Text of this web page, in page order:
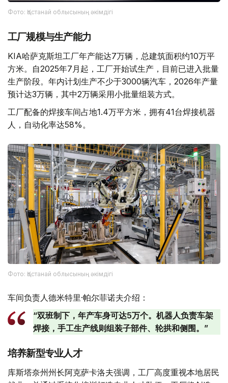
Фото: Қостанай облысының әкімдігі
工厂规模与生产能力
KIA哈萨克斯坦工厂年产能达7万辆，总建筑面积约10万平
方米。自2025年7月起，工厂开始试生产，目前已进入批量
生产阶段。年内计划生产不少于3000辆汽车，2026年产量
预计达3万辆，其中2万辆采用小批量组装方式。
工厂配备的焊接车间占地1.4万平方米，拥有41台焊接机器
人，自动化率达58%。
Фото: Қостанай облысының әкімдігі
车间负责人德米特里·帕尔菲诺夫介绍：
“双班制下，年产车身可达5万个。机器人负责车架
焊接，手工生产线则组装子部件、轮拱和侧围。”
培养新型专业人才
库斯塔奈州州长阿克萨卡洛夫强调，工厂高度重视本地居民